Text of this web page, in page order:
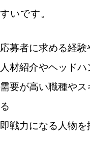
すいです。
応募者に求める経
人材紹介やヘッド
需要が高い職種や
る
即戦力になる人物